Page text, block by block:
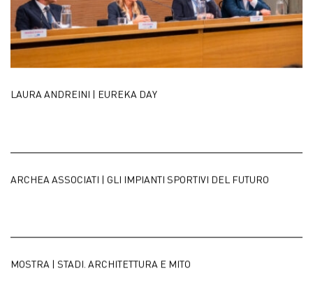
LAURA ANDREINI | EUREKA DAY
ARCHEA ASSOCIATI | GLI IMPIANTI SPORTIVI DEL FUTURO
MOSTRA | STADI. ARCHITETTURA E MITO